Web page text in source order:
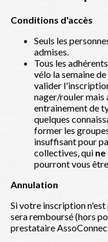
Conditions d'accès
Seuls les
admises.
Tous les
vélo la semaine
valider
nager/rouler mais
entrainement de
quelques
former les
insuffisant pour
collectives, qui ne
pourront vous
Annulation
Si votre inscription
sera remboursé (hors
prestataire